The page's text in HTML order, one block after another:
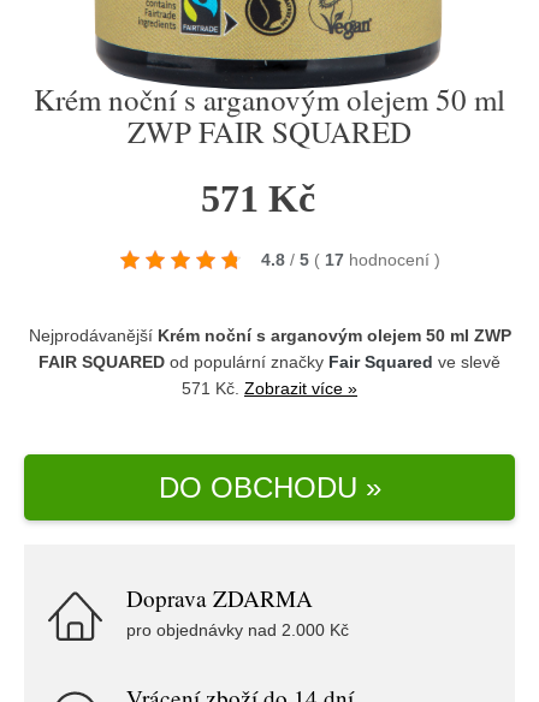
Krém noční s arganovým olejem 50 ml
ZWP FAIR SQUARED
571 Kč
4.8 / 5 ( 17 hodnocení )
Nejprodávanější Krém noční s arganovým olejem 50 ml ZWP
FAIR SQUARED od populární značky Fair Squared ve slevě
571 Kč. Zobrazit více »
DO OBCHODU »
Doprava ZDARMA
pro objednávky nad 2.000 Kč